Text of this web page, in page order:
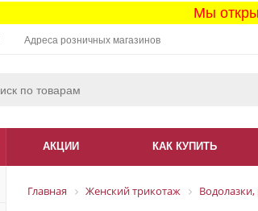
Мы
Адреса розничных магазинов
АКЦИИ КАК КУПИТЬ
Главная Женский трикотаж